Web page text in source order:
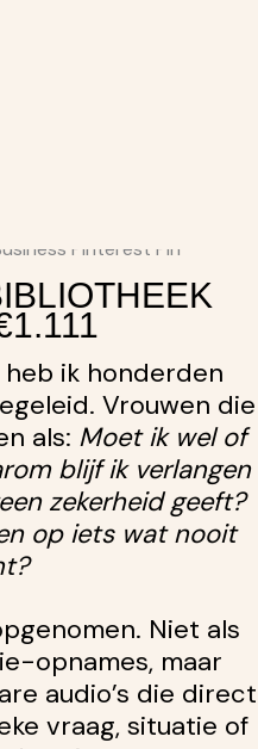
ik honderden
Vrouwen die
als: Moet ik wel of
blijf ik verlangen
zekerheid geeft?
op iets wat nooit
Niet als
opnames, maar
audio’s die direct
vraag, situatie of